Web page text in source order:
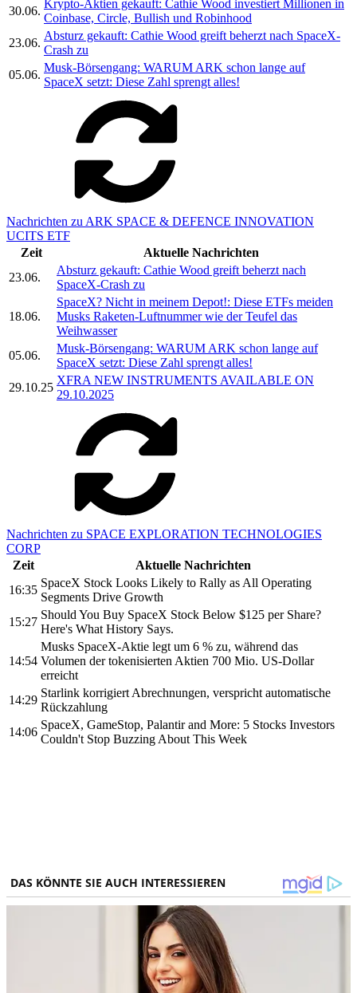
30.06.
Krypto-Aktien gekauft: Cathie Wood investiert Millionen in
Coinbase, Circle, Bullish und Robinhood
23.06.
Absturz gekauft: Cathie Wood greift beherzt nach SpaceX-
Crash zu
05.06.
Musk-Börsengang: WARUM ARK schon lange auf
SpaceX setzt: Diese Zahl sprengt alles!
Nachrichten zu ARK SPACE & DEFENCE INNOVATION
UCITS ETF
Zeit
Aktuelle Nachrichten
23.06.
Absturz gekauft: Cathie Wood greift beherzt nach
SpaceX-Crash zu
18.06.
SpaceX? Nicht in meinem Depot!: Diese ETFs meiden
Musks Raketen-Luftnummer wie der Teufel das
Weihwasser
05.06.
Musk-Börsengang: WARUM ARK schon lange auf
SpaceX setzt: Diese Zahl sprengt alles!
29.10.25
XFRA NEW INSTRUMENTS AVAILABLE ON
29.10.2025
Nachrichten zu SPACE EXPLORATION TECHNOLOGIES
CORP
Zeit
Aktuelle Nachrichten
16:35
SpaceX Stock Looks Likely to Rally as All Operating
Segments Drive Growth
15:27
Should You Buy SpaceX Stock Below $125 per Share?
Here's What History Says.
14:54
Musks SpaceX-Aktie legt um 6 % zu, während das
Volumen der tokenisierten Aktien 700 Mio. US-Dollar
erreicht
14:29
Starlink korrigiert Abrechnungen, verspricht automatische
Rückzahlung
14:06
SpaceX, GameStop, Palantir and More: 5 Stocks Investors
Couldn't Stop Buzzing About This Week